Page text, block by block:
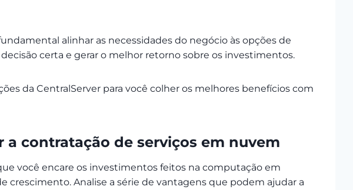
alinhar as necessidades do negócio às opções de
certa e gerar o melhor retorno sobre os investimentos.
da CentralServer para você colher os melhores benefícios com
a contratação de serviços em nuvem
você encare os investimentos feitos na computação em
crescimento. Analise a série de vantagens que podem ajudar a